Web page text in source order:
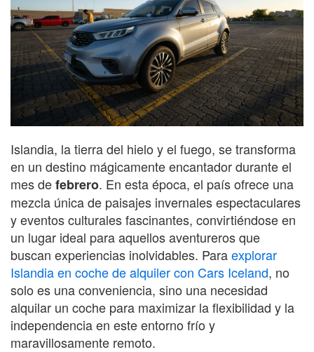
Islandia, la tierra del hielo y el fuego, se transforma
en un destino mágicamente encantador durante el
mes defebrero. En esta época, el país ofrece una
mezcla única de paisajes invernales espectaculares
y eventos culturales fascinantes, convirtiéndose en
un lugar ideal para aquellos aventureros que
buscan experiencias inolvidables. Paraexplorar
Islandia en coche de alquiler con Cars Iceland, no
solo es una conveniencia, sino una necesidad
alquilar un coche para maximizar la flexibilidad y la
independencia en este entorno frío y
maravillosamente remoto.